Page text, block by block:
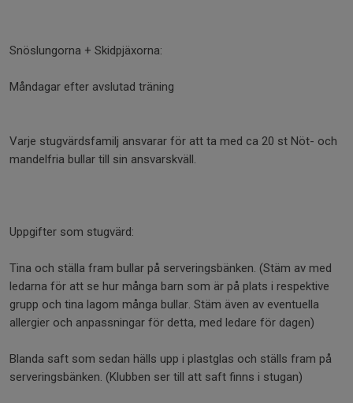
Snöslungorna + Skidpjäxorna:
Måndagar efter avslutad träning
Varje stugvärdsfamilj ansvarar för att ta med ca 20 st Nöt- och
mandelfria bullar till sin ansvarskväll.
Uppgifter som stugvärd:
Tina och ställa fram bullar på serveringsbänken. (Stäm av med
ledarna för att se hur många barn som är på plats i respektive
grupp och tina lagom många bullar. Stäm även av eventuella
allergier och anpassningar för detta, med ledare för dagen)
Blanda saft som sedan hälls upp i plastglas och ställs fram på
serveringsbänken. (Klubben ser till att saft finns i stugan)